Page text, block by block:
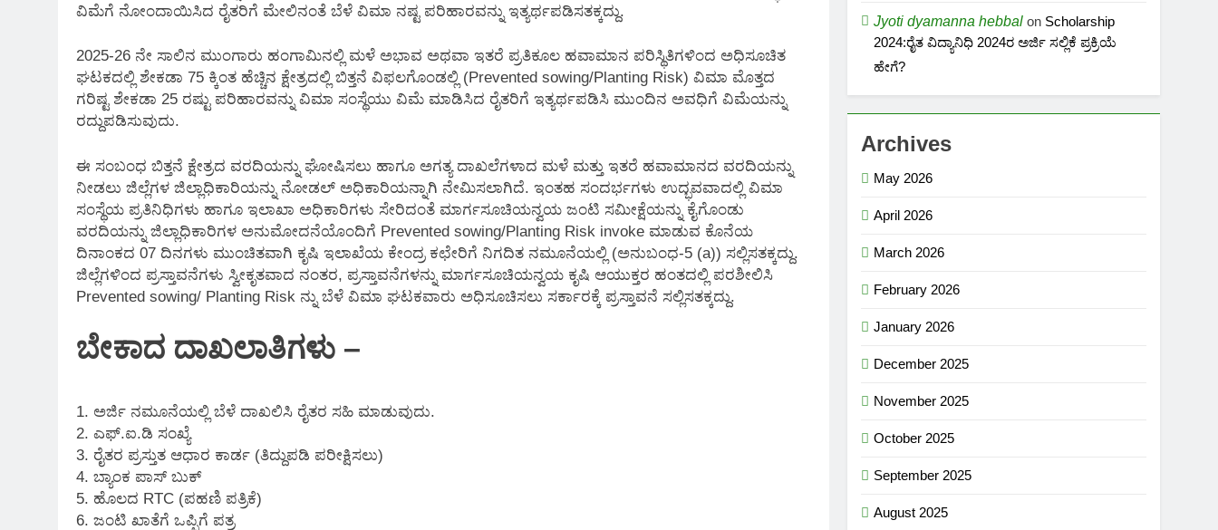
ವಿಮೆಗೆ ನೋಂದಾಯಿಸಿದ ರೈತರಿಗೆ ಮೇಲಿನಂತೆ ಬೆಳೆ ವಿಮಾ ನಷ್ಟ ಪರಿಹಾರವನ್ನು ಇತ್ಯರ್ಥಪಡಿಸತಕ್ಕದ್ದು.
2025-26 ನೇ ಸಾಲಿನ ಮುಂಗಾರು ಹಂಗಾಮಿನಲ್ಲಿ ಮಳೆ ಅಭಾವ ಅಥವಾ ಇತರೆ ಪ್ರತಿಕೂಲ ಹವಾಮಾನ ಪರಿಸ್ಥಿತಿಗಳಿಂದ ಅಧಿಸೂಚಿತ
ಘಟಕದಲ್ಲಿ ಶೇಕಡಾ 75 ಕ್ಕಿಂತ ಹೆಚ್ಚಿನ ಕ್ಷೇತ್ರದಲ್ಲಿ ಬಿತ್ತನೆ ವಿಫಲಗೊಂಡಲ್ಲಿ (Prevented sowing/Planting Risk) ವಿಮಾ ಮೊತ್ತದ
ಗರಿಷ್ಟ ಶೇಕಡಾ 25 ರಷ್ಟು ಪರಿಹಾರವನ್ನು ವಿಮಾ ಸಂಸ್ಥೆಯು ವಿಮೆ ಮಾಡಿಸಿದ ರೈತರಿಗೆ ಇತ್ಯರ್ಥಪಡಿಸಿ ಮುಂದಿನ ಅವಧಿಗೆ ವಿಮೆಯನ್ನು
ರದ್ದುಪಡಿಸುವುದು.
ಈ ಸಂಬಂಧ ಬಿತ್ತನೆ ಕ್ಷೇತ್ರದ ವರದಿಯನ್ನು ಘೋಷಿಸಲು ಹಾಗೂ ಅಗತ್ಯ ದಾಖಲೆಗಳಾದ ಮಳೆ ಮತ್ತು ಇತರೆ ಹವಾಮಾನದ ವರದಿಯನ್ನು
ನೀಡಲು ಜಿಲ್ಲೆಗಳ ಜಿಲ್ಲಾಧಿಕಾರಿಯನ್ನು ನೋಡಲ್ ಅಧಿಕಾರಿಯನ್ನಾಗಿ ನೇಮಿಸಲಾಗಿದೆ. ಇಂತಹ ಸಂದರ್ಭಗಳು ಉದ್ಭವವಾದಲ್ಲಿ ವಿಮಾ
ಸಂಸ್ಥೆಯ ಪ್ರತಿನಿಧಿಗಳು ಹಾಗೂ ಇಲಾಖಾ ಅಧಿಕಾರಿಗಳು ಸೇರಿದಂತೆ ಮಾರ್ಗಸೂಚಿಯನ್ವಯ ಜಂಟಿ ಸಮೀಕ್ಷೆಯನ್ನು ಕೈಗೊಂಡು
ವರದಿಯನ್ನು ಜಿಲ್ಲಾಧಿಕಾರಿಗಳ ಅನುಮೋದನೆಯೊಂದಿಗೆ Prevented sowing/Planting Risk invoke ಮಾಡುವ ಕೊನೆಯ
ದಿನಾಂಕದ 07 ದಿನಗಳು ಮುಂಚಿತವಾಗಿ ಕೃಷಿ ಇಲಾಖೆಯ ಕೇಂದ್ರ ಕಛೇರಿಗೆ ನಿಗದಿತ ನಮೂನೆಯಲ್ಲಿ (ಅನುಬಂಧ-5 (a)) ಸಲ್ಲಿಸತಕ್ಕದ್ದು.
ಜಿಲ್ಲೆಗಳಿಂದ ಪ್ರಸ್ತಾವನೆಗಳು ಸ್ವೀಕೃತವಾದ ನಂತರ, ಪ್ರಸ್ತಾವನೆಗಳನ್ನು ಮಾರ್ಗಸೂಚಿಯನ್ವಯ ಕೃಷಿ ಆಯುಕ್ತರ ಹಂತದಲ್ಲಿ ಪರಶೀಲಿಸಿ
Prevented sowing/ Planting Risk ನ್ನು ಬೆಳೆ ವಿಮಾ ಘಟಕವಾರು ಅಧಿಸೂಚಿಸಲು ಸರ್ಕಾರಕ್ಕೆ ಪ್ರಸ್ತಾವನೆ ಸಲ್ಲಿಸತಕ್ಕದ್ದು.
ಬೇಕಾದ ದಾಖಲಾತಿಗಳು –
1. ಅರ್ಜಿ ನಮೂನೆಯಲ್ಲಿ ಬೆಳೆ ದಾಖಲಿಸಿ ರೈತರ ಸಹಿ ಮಾಡುವುದು.
2. ಎಫ್.ಐ.ಡಿ ಸಂಖ್ಯೆ
3. ರೈತರ ಪ್ರಸ್ತುತ ಆಧಾರ ಕಾರ್ಡ (ತಿದ್ದುಪಡಿ ಪರೀಕ್ಷಿಸಲು)
4. ಬ್ಯಾಂಕ ಪಾಸ್ ಬುಕ್
5. ಹೊಲದ RTC (ಪಹಣಿ ಪತ್ರಿಕೆ)
6. ಜಂಟಿ ಖಾತೆಗೆ ಒಪ್ಪಿಗೆ ಪತ್ರ
Jyoti dyamanna hebbal on Scholarship
2024:ರೈತ ವಿದ್ಯಾನಿಧಿ 2024ರ ಅರ್ಜಿ ಸಲ್ಲಿಕೆ ಪ್ರಕ್ರಿಯೆ
ಹೇಗೆ?
Archives
May 2026
April 2026
March 2026
February 2026
January 2026
December 2025
November 2025
October 2025
September 2025
August 2025